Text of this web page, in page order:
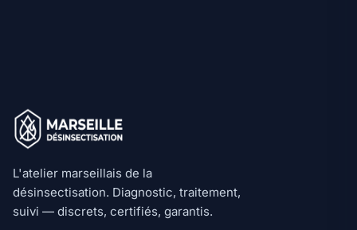
L'atelier marseillais de la
désinsectisation. Diagnostic, traitement,
suivi — discrets, certifiés, garantis.